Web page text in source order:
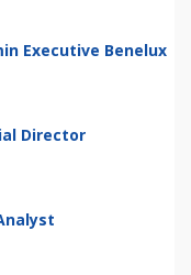
Executive Benelux
Director